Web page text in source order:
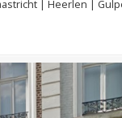
| Heerlen |